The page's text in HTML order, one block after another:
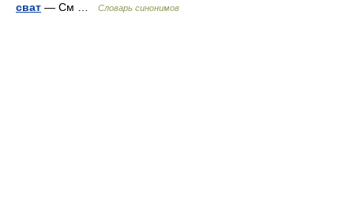
сват — См … Словарь синонимов